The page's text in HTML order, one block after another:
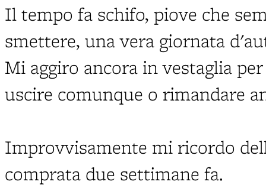
Il tempo fa schifo, piove che
smettere, una vera giornata
Mi aggiro ancora in vestaglia
uscire comunque o rimandare
Improvvisamente mi ricordo
comprata due settimane fa.